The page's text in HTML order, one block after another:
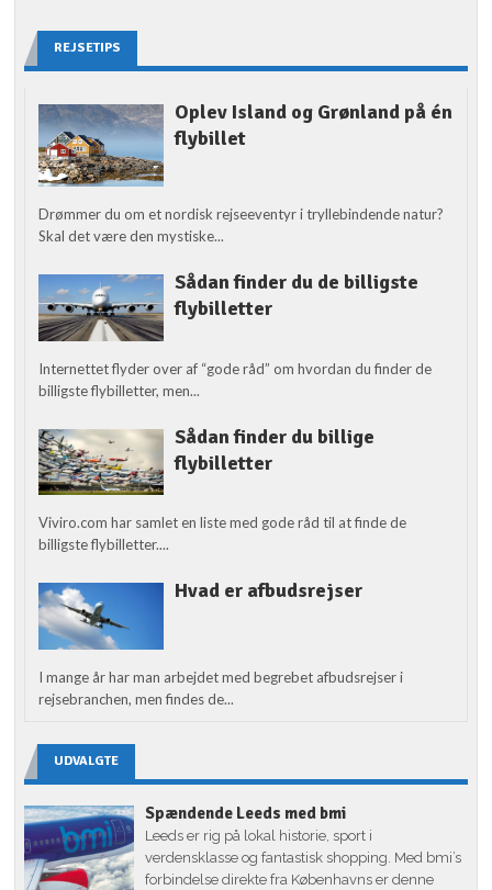
REJSETIPS
Oplev Island og Grønland på én
flybillet
Drømmer du om et nordisk rejseeventyr i tryllebindende natur?
Skal det være den mystiske...
Sådan finder du de billigste
flybilletter
Internettet flyder over af “gode råd” om hvordan du finder de
billigste flybilletter, men...
Sådan finder du billige
flybilletter
Viviro.com har samlet en liste med gode råd til at finde de
billigste flybilletter....
Hvad er afbudsrejser
I mange år har man arbejdet med begrebet afbudsrejser i
rejsebranchen, men findes de...
UDVALGTE
Spændende Leeds med bmi
Leeds er rig på lokal historie, sport i
verdensklasse og fantastisk shopping. Med bmi’s
forbindelse direkte fra Københavns er denne